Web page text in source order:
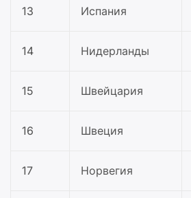
13 Испания
14 Нидерланды
15 Швейцария
16 Швеция
17 Норвегия